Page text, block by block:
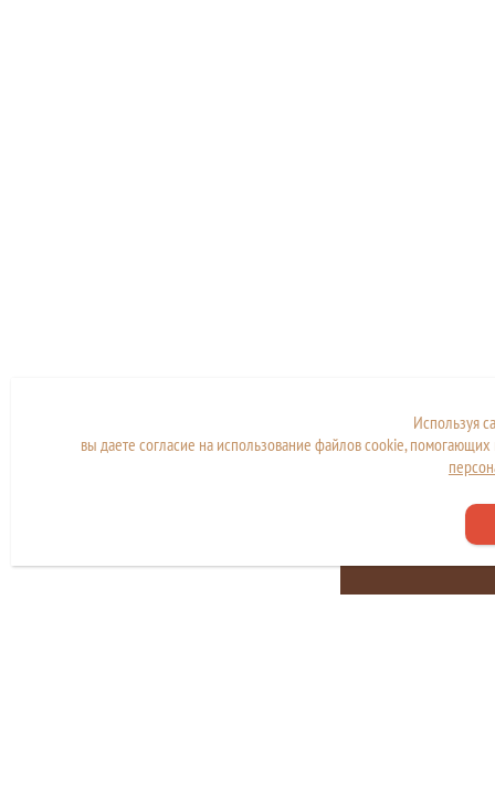
разработки и
Используя
вы даете согласие на использование файлов cookie,